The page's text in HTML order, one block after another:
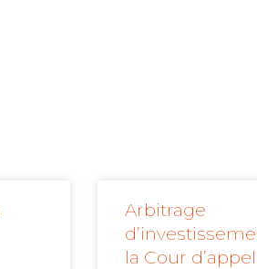
Arbitrage
la Cour